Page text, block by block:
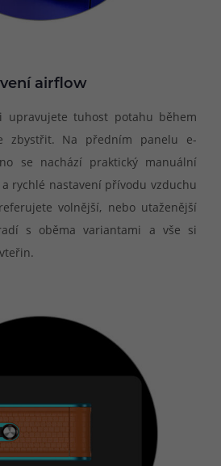
airflow
tuhost potahu během
zbystřit. Na předním panelu e-
se nachází praktický manuální
rychlé nastavení přívodu vzduchu
volnější, nebo utaženější
s oběma variantami a vše si